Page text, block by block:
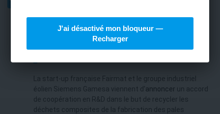
ÉOLIEN
Recyclage : un accord entre Siemens
La start-up française Fairmat et le groupe industriel
éolien Siemens Gamesa viennent d’annoncer un accord
de coopération en R&D dans le but de recycler les
déchets composites de la fabrication des pales
J'ai désactivé mon bloqueur —
Recharger